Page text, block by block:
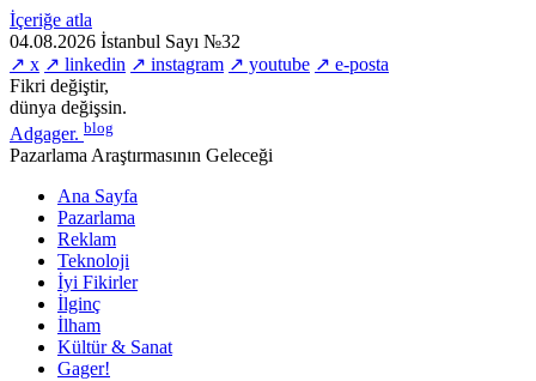
İçeriğe atla
04.08.2026 İstanbul Sayı №32
↗ x ↗ linkedin ↗ instagram ↗ youtube ↗ e-posta
Fikri değiştir,
dünya değişsin.
Adgager. blog
Pazarlama Araştırmasının Geleceği
Ana Sayfa
Pazarlama
Reklam
Teknoloji
İyi Fikirler
İlginç
İlham
Kültür & Sanat
Gager!